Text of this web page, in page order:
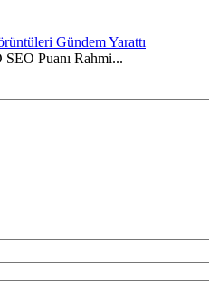
Gündem Yarattı
Puanı Rahmi...